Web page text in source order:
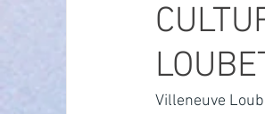
ECONOMIE ECO
Instruction Publique &
Villeneuve